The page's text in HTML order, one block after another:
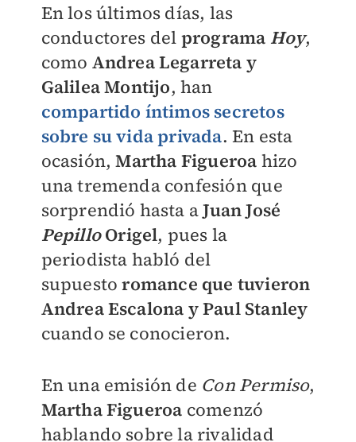
En los últimos días, las
conductores del programa Hoy,
como Andrea Legarreta y
Galilea Montijo, han
compartido íntimos secretos
sobre su vida privada. En esta
ocasión,Martha Figueroa hizo
una tremenda confesión que
sorprendió hasta aJuan José
PepilloOrigel, pues la
periodista habló del
supuestoromance que tuvieron
Andrea Escalona y Paul Stanley
cuando se conocieron.
En una emisión de Con Permiso,
Martha Figueroa comenzó
hablando sobre la rivalidad